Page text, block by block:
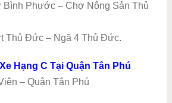
Phước – Chợ Nông Sản Thủ
Thủ Đức – Ngã 4 Thủ Đức.
Hạng C Tại Quận Tân Phú
– Quận Tân Phú